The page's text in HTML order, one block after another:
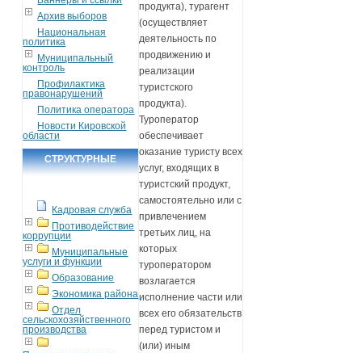
Архив выборов
Национальная
политика
Муниципальный
контроль
Профилактика
правонарушений
Политика оператора
Новости Кировской
области
СТРУКТУРНЫЕ
Кадровая служба
Противодействие
коррупции
Муниципальные
услуги и функции
Образование
Экономика района
Отдел
сельскохозяйственного
производства
продукта), турагент
(осуществляет
деятельность по
продвижению и
реализации
туристского
продукта).
Туроператор
обеспечивает
оказание туристу всех
услуг, входящих в
туристский продукт,
самостоятельно или с
привлечением
третьих лиц, на
которых
туроператором
возлагается
исполнение части или
всех его обязательств
перед туристом и
(или) иным